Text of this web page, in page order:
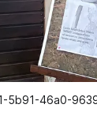
5b91-46a0-